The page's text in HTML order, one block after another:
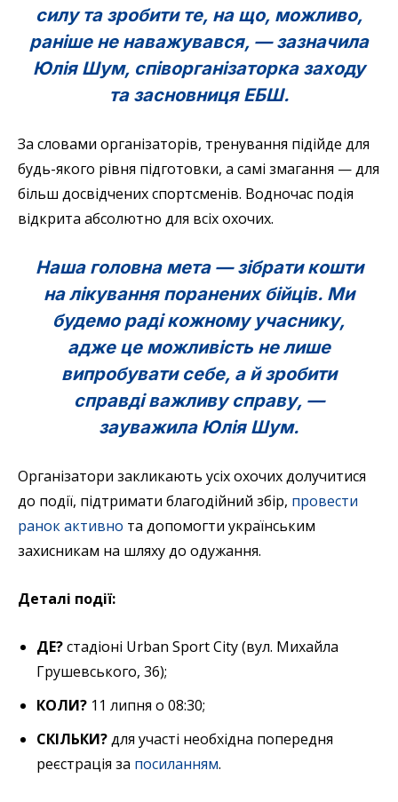
силу та зробити те, на що, можливо,
раніше не наважувався, — зазначила
Юлія Шум, співорганізаторка заходу
та засновниця ЕБШ.
За словами організаторів, тренування підійде для
будь-якого рівня підготовки, а самі змагання — для
більш досвідчених спортсменів. Водночас подія
відкрита абсолютно для всіх охочих.
Наша головна мета — зібрати кошти
на лікування поранених бійців. Ми
будемо раді кожному учаснику,
адже це можливість не лише
випробувати себе, а й зробити
справді важливу справу, —
зауважила Юлія Шум.
Організатори закликають усіх охочих долучитися
до події, підтримати благодійний збір, провести
ранок активно та допомогти українським
захисникам на шляху до одужання.
Деталі події:
ДЕ?стадіоні Urban Sport City (вул. Михайла
Грушевського, 36);
КОЛИ? 11 липня о 08:30;
СКІЛЬКИ?для участі необхідна попередня
реєстрація за посиланням.